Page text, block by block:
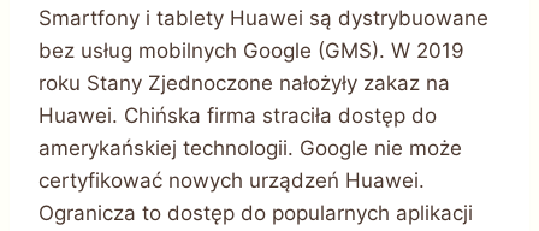
Smartfony i tablety Huawei są dystrybuowane
bez usług mobilnych Google (GMS). W 2019
roku Stany Zjednoczone nałożyły zakaz na
Huawei. Chińska firma straciła dostęp do
amerykańskiej technologii. Google nie może
certyfikować nowych urządzeń Huawei.
Ogranicza to dostęp do popularnych aplikacji